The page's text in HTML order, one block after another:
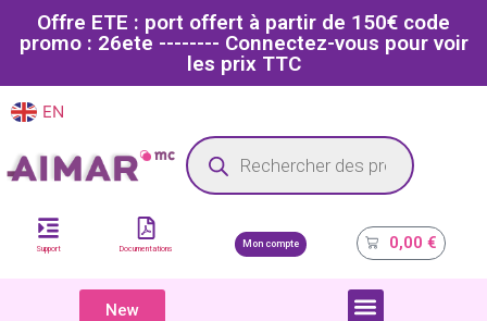
Offre ETE : port offert à partir de 150€ code
promo : 26ete -------- Connectez-vous pour voir
les prix TTC
EN
Site dédié aux professionnels de la santé
Support Documentations
Mon compte 0,00€
New